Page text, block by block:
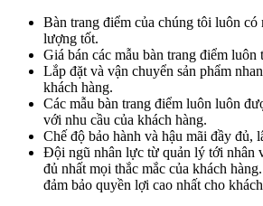
Bàn trang điểm của chúng tôi luôn có
lượng tốt.
Giá bán các mẫu bàn trang điểm luôn
Lắp đặt và vận chuyển sản phẩm
khách hàng.
Các mẫu bàn trang điểm luôn luôn
với nhu cầu của khách hàng.
Chế độ bảo hành và hậu mãi đầy đủ,
Đội ngũ nhân lực từ quản lý tới nhân
đủ nhất mọi thắc mắc của khách
đảm bảo quyền lợi cao nhất cho